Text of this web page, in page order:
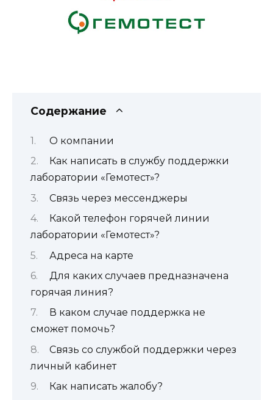
Содержание
О компании
Как написать в службу поддержки
лаборатории «Гемотест»?
Связь через мессенджеры
Какой телефон горячей линии
лаборатории «Гемотест»?
Адреса на карте
Для каких случаев предназначена
горячая линия?
В каком случае поддержка не
сможет помочь?
Связь со службой поддержки через
личный кабинет
Как написать жалобу?